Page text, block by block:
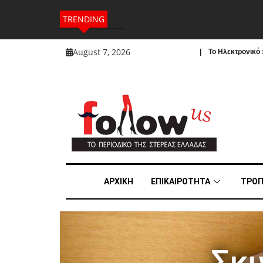
TRENDING
August 7, 2026 | To Ηλεκτρονικό
ΑΡΧΙΚΗ ΕΠΙΚΑΙΡΟΤΗΤΑ